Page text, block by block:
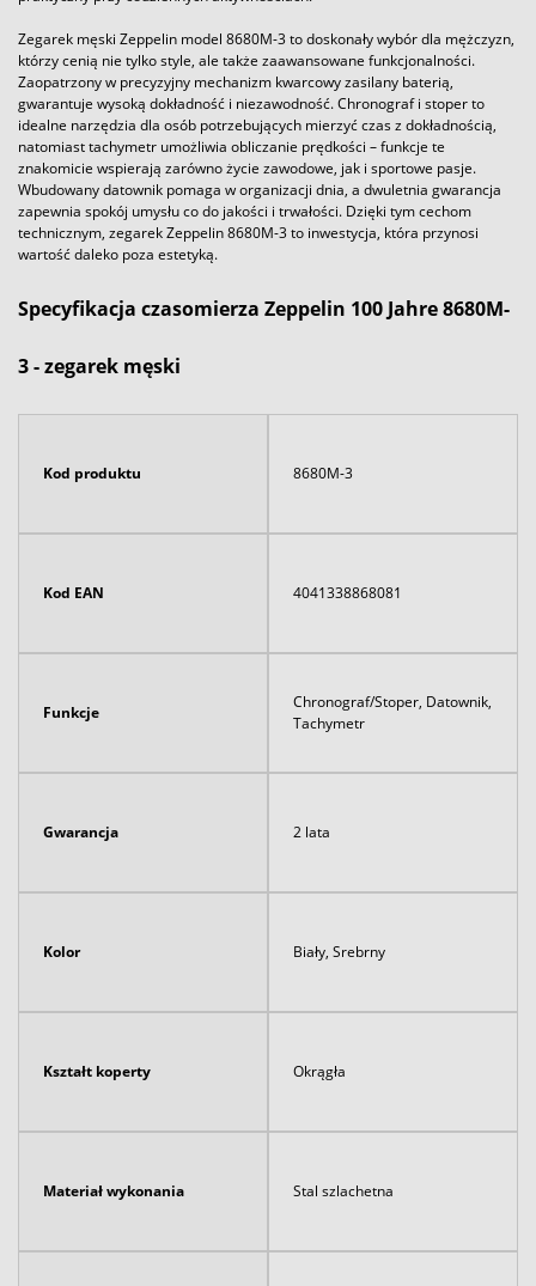
Zegarek męski Zeppelin model 8680M-3 to doskonały wybór dla mężczyzn,
którzy cenią nie tylko style, ale także zaawansowane funkcjonalności.
Zaopatrzony w precyzyjny mechanizm kwarcowy zasilany baterią,
gwarantuje wysoką dokładność i niezawodność. Chronograf i stoper to
idealne narzędzia dla osób potrzebujących mierzyć czas z dokładnością,
natomiast tachymetr umożliwia obliczanie prędkości – funkcje te
znakomicie wspierają zarówno życie zawodowe, jak i sportowe pasje.
Wbudowany datownik pomaga w organizacji dnia, a dwuletnia gwarancja
zapewnia spokój umysłu co do jakości i trwałości. Dzięki tym cechom
technicznym, zegarek Zeppelin 8680M-3 to inwestycja, która przynosi
wartość daleko poza estetyką.
Specyfikacja czasomierza Zeppelin 100 Jahre 8680M-
3 - zegarek męski
Kod produktu 8680M-3
Kod EAN 4041338868081
Funkcje
Chronograf/Stoper, Datownik,
Tachymetr
Gwarancja 2 lata
Kolor Biały, Srebrny
Kształt koperty Okrągła
Materiał wykonania Stal szlachetna